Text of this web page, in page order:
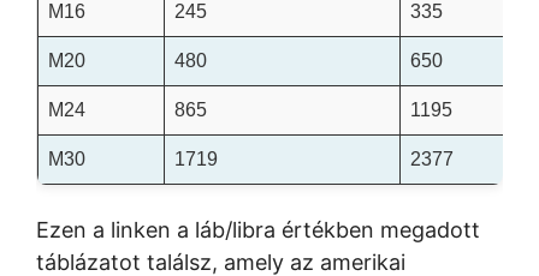
M16 245 335
M20 480 650
M24 865 1195
M30 1719 2377
Ezen a linken a láb/libra értékben megadott
táblázatot találsz, amely az amerikai